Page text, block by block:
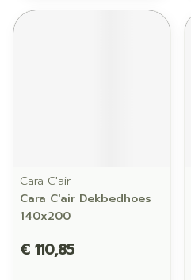
Cara C'air
Cara C'air Dekbedhoes
140x200
€ 110,85